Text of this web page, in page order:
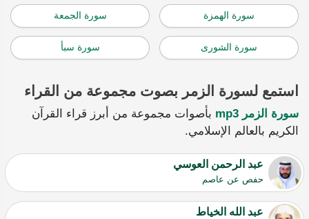
سورة الهمزة سورة الجمعة
سورة الشورى سورة سبأ
استمع لسورة الزمر بصوت مجموعة من القراء
سورة الزمر mp3
بأصوات مجموعة من أبرز قراء القرآن
الكريم بالعالم الإسلامي.
عبد الرحمن العوسي
حفص عن عاصم
عبد الله الخياط